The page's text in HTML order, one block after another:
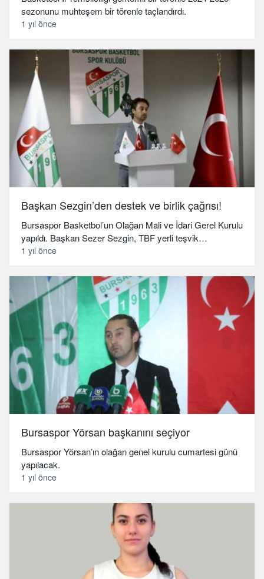
sezonunu muhteşem bir törenle taçlandırdı.
1 yıl önce
Başkan Sezgin’den destek ve birlik çağrısı!
Bursaspor Basketbol’un Olağan Mali ve İdari Gerel Kurulu
yapıldı. Başkan Sezer Sezgin, TBF yerli teşvik…
1 yıl önce
Bursaspor Yörsan başkanını seçiyor
Bursaspor Yörsan’ın olağan genel kurulu cumartesi günü
yapılacak.
1 yıl önce